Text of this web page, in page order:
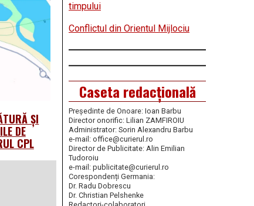
ȘI
DE
CPL
timpului
Conflictul din Orientul Mijlociu
Caseta redacțională
Președinte de Onoare: Ioan Barbu
Director onorific: Lilian ZAMFIROIU
Administrator: Sorin Alexandru Barbu
e-mail: office@curierul.ro
Director de Publicitate: Alin Emilian
Tudoroiu
e-mail: publicitate@curierul.ro
Corespondenți Germania:
Dr. Radu Dobrescu
Dr. Christian Pelshenke